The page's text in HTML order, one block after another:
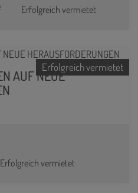
Erfolgreich vermietet
Erfolgreich vermietet
AUF NEUE
Erfolgreich vermietet